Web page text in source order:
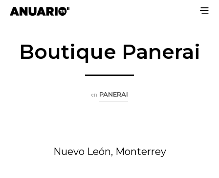
Boutique Panerai
en PANERAI
Nuevo León, Monterrey